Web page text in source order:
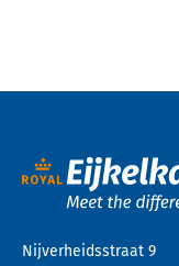
Nijverheidsstraat 9